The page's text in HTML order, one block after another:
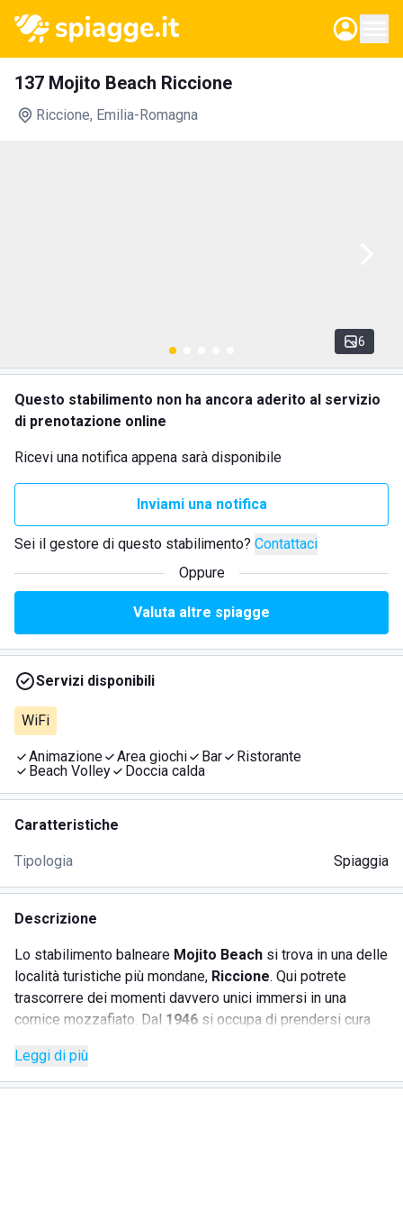
137 Mojito Beach Riccione
Riccione, Emilia-Romagna
6
Questo stabilimento non ha ancora aderito al servizio
di prenotazione online
Ricevi una notifica appena sarà disponibile
Inviami una notifica
Sei il gestore di questo stabilimento? Contattaci
Oppure
Valuta altre spiagge
Servizi disponibili
WiFi
Animazione Area giochi Bar
Ristorante
Beach Volley
Doccia calda
Caratteristiche
Tipologia Spiaggia
Descrizione
Lo stabilimento balneare Mojito Beach si trova in una delle
località turistiche più mondane, Riccione. Qui potrete
trascorrere dei momenti davvero unici immersi in una
cornice mozzafiato. Dal 1946 si occupa di prendersi cura
spazi sono molto ampi,
consente di apprezzare ancora di più l'immenso panorama
Leggi di più